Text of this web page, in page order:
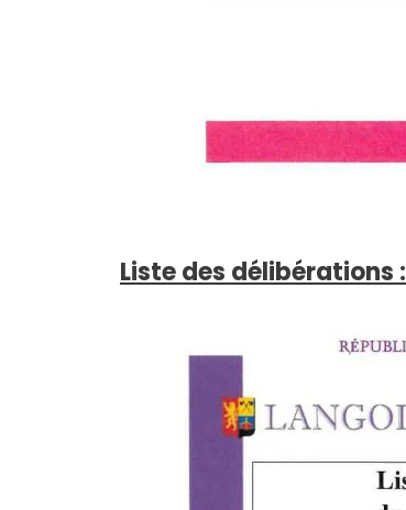
Liste des délibérations :